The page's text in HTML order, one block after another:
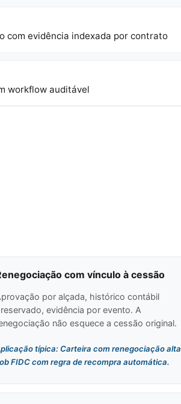
com evidência indexada por contrato
workflow auditável
com vínculo à cessão
por alçada, histórico contábil
evidência por evento. A
não esquece a cessão original.
típica: Carteira com renegociação alta
FIDC com regra de recompra automática.